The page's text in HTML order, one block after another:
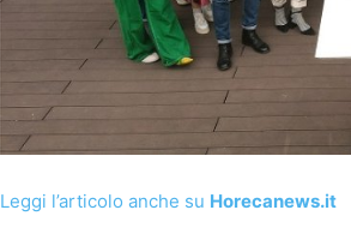
Leggi l’articolo anche su Horecanews.it